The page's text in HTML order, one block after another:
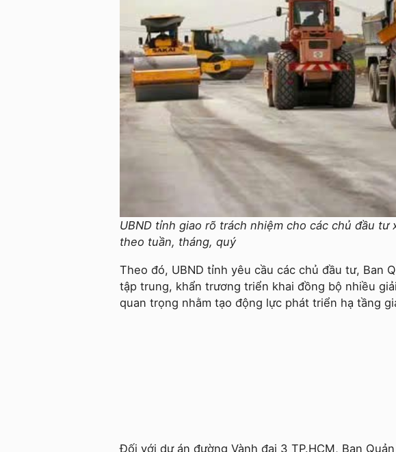
UBND tỉnh giao rõ trách nhiệm cho các chủ đầu
theo tuần, tháng, quý
Theo đó, UBND tỉnh yêu cầu các chủ đầu tư, Ban
tập trung, khẩn trương triển khai đồng bộ nhiều
quan trọng nhằm tạo động lực phát triển hạ tầng
Đối với dự án đường Vành đai 3 TP.HCM, Ban